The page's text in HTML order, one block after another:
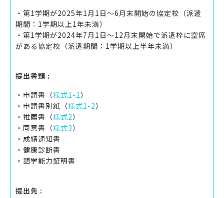
・第1学期が2025年1月1日～6月末開始の協定校（派遣
期間：1学期以上1年未満）
・第1学期が2024年7月1日～12月末開始で派遣枠に空席
がある協定校（派遣期間：1学期以上半年未満）
提出書類 :
・申請書（様式1-1）
・申請書別紙（様式1-2）
・推薦書（様式2）
・同意書（様式3）
・成績通知書
・健康診断書
・語学能力証明書
提出先 :